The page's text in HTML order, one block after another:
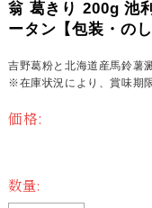
翁 葛きり 200g 池
ータン【包装・のし
吉野葛粉と北海道産馬鈴薯
※在庫状況により、賞味期
価格:
数量: